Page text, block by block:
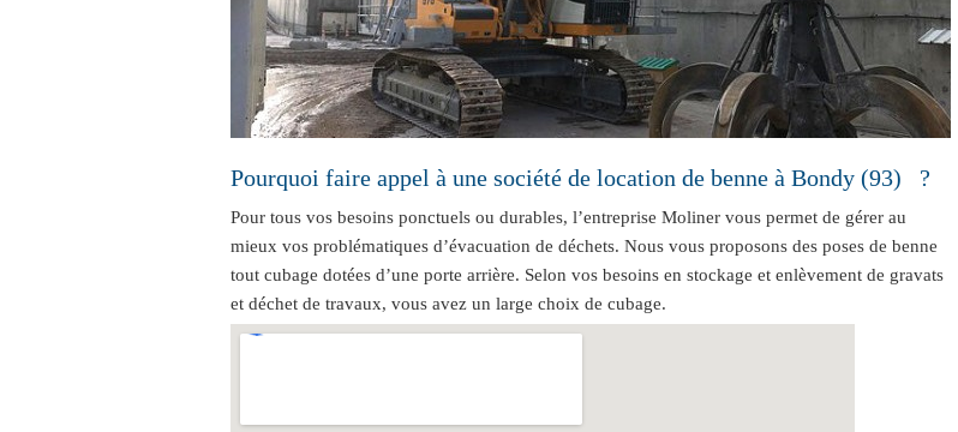
Pourquoi faire appel à une société de location de benne à Bondy (93) ?
Pour tous vos besoins ponctuels ou durables, l’entreprise Moliner vous permet de gérer au
mieux vos problématiques d’évacuation de déchets. Nous vous proposons des poses de benne
tout cubage dotées d’une porte arrière. Selon vos besoins en stockage et enlèvement de gravats
et déchet de travaux, vous avez un large choix de cubage.